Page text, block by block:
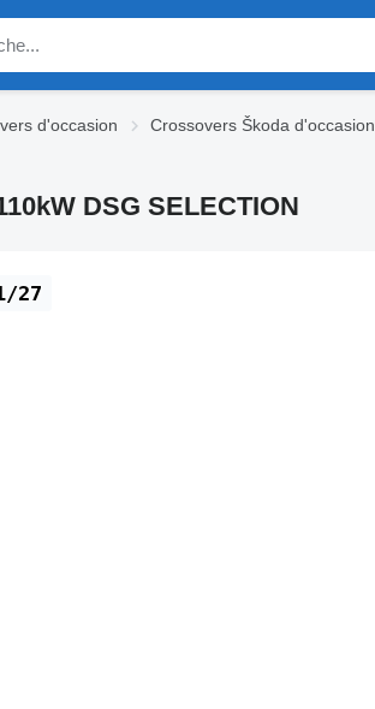
d'occasion Crossovers Škoda d'occasion
DSG SELECTION
27